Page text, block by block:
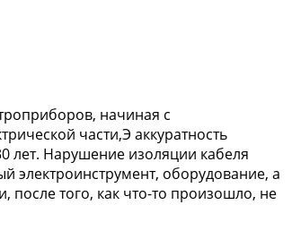
начиная с
части,Э аккуратность
лет. Нарушение изоляции кабеля
электроинструмент, оборудование, а
того, как что-то произошло, не